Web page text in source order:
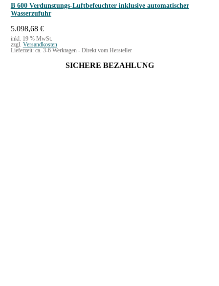
B 600 Verdunstungs-Luftbefeuchter inklusive automatischer
Wasserzufuhr
5.098,68 €
inkl. 19 % MwSt.
zzgl. Versandkosten
Lieferzeit: ca. 3-6 Werktagen - Direkt vom Hersteller
SICHERE BEZAHLUNG